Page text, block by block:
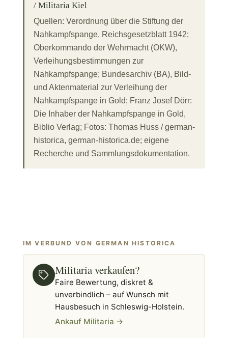
/ Militaria Kiel
Quellen: Verordnung über die Stiftung der
Nahkampfspange, Reichsgesetzblatt 1942;
Oberkommando der Wehrmacht (OKW),
Verleihungsbestimmungen zur
Nahkampfspange; Bundesarchiv (BA), Bild-
und Aktenmaterial zur Verleihung der
Nahkampfspange in Gold; Franz Josef Dörr:
Die Inhaber der Nahkampfspange in Gold,
Biblio Verlag; Fotos: Thomas Huss / german-
historica, german-historica.de; eigene
Recherche und Sammlungsdokumentation.
IM VERBUND VON GERMAN HISTORICA
Militaria verkaufen?
Faire Bewertung, diskret &
unverbindlich – auf Wunsch mit
Hausbesuch in Schleswig-Holstein.
Ankauf Militaria →